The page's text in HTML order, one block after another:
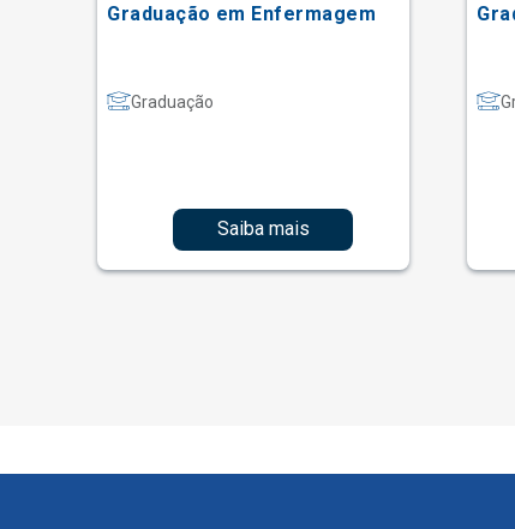
Graduação em Enfermagem
Graduação
Saiba mais